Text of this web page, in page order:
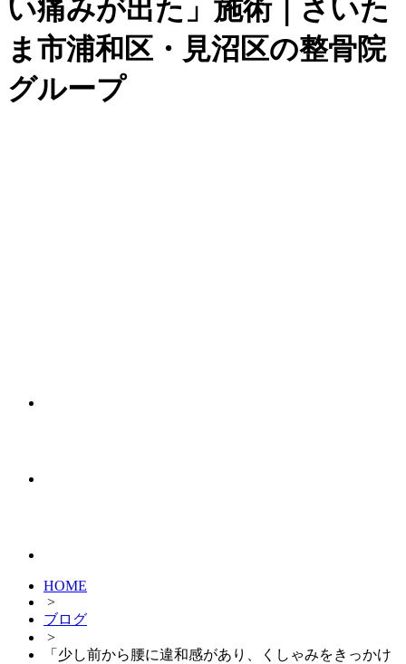
い痛みが出た」施術｜さいた
ま市浦和区・見沼区の整骨院
グループ
HOME
>
ブログ
>
「少し前から腰に違和感があり、くしゃみをきっかけ